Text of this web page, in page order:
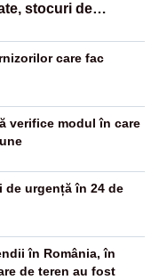
stocuri de
apă în spațiile
care fac
verifice modul în care
de urgență în 24 de
în România, în
de teren au fost